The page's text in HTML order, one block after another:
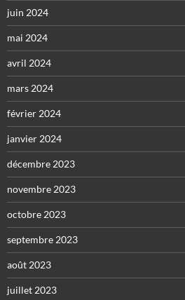
juin 2024
mai 2024
avril 2024
mars 2024
février 2024
janvier 2024
décembre 2023
novembre 2023
octobre 2023
septembre 2023
août 2023
juillet 2023